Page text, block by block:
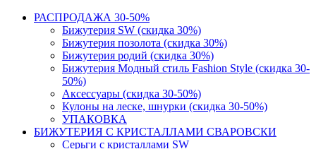
РАСПРОДАЖА 30-50%
Бижутерия SW (скидка 30%)
Бижутерия позолота (скидка 30%)
Бижутерия родий (скидка 30%)
Бижутерия Модный стиль Fashion Style (скидка 30-
50%)
Аксессуары (скидка 30-50%)
Кулоны на леске, шнурки (скидка 30-50%)
УПАКОВКА
БИЖУТЕРИЯ С КРИСТАЛЛАМИ СВАРОВСКИ
Серьги с кристаллами SW